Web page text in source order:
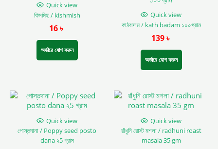
Quick view
কিসমিছ / kishmish
16৳
অর্ডারে যোগ করুন
has
multiple
may
the
product
Quick view
কাঠবাদাম / kath badam ১০০গ্রাম
139৳
অর্ডারে যোগ করুন
Quick view
পোস্তদানা / Poppy seed posto
dana ২5 গ্রাম
Quick view
রাঁধুনি রোস্ট মশলা / radhuni roast
masala 35 gm